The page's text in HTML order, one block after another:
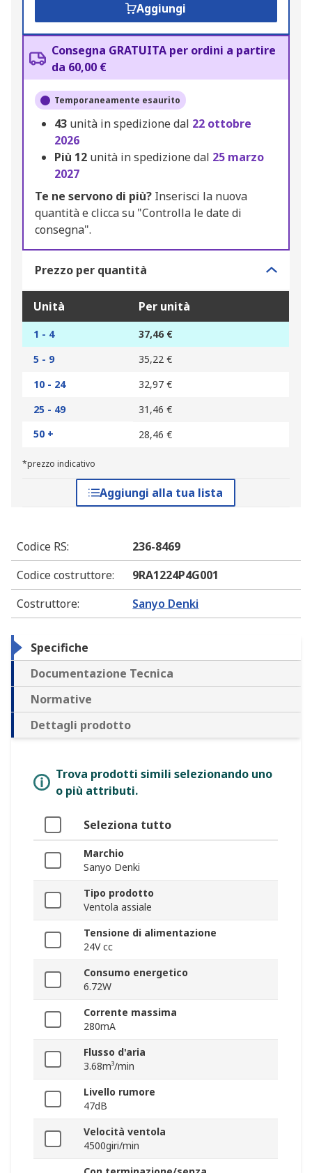
Aggiungi
Consegna GRATUITA per ordini a partire
da 60,00 €
Temporaneamente esaurito
43 unità in spedizione dal 22 ottobre
2026
Più 12 unità in spedizione dal 25 marzo
2027
Te ne servono di più? Inserisci la nuova
quantità e clicca su "Controlla le date di
consegna".
Prezzo per quantità
Unità Per unità
1 - 4
37,46 €
5 - 9
35,22 €
10 - 24
32,97 €
25 - 49
31,46 €
50 +
28,46 €
*prezzo indicativo
Aggiungi alla tua lista
Codice RS:
236-8469
Codice costruttore:
9RA1224P4G001
Costruttore: Sanyo Denki
Specifiche
Documentazione Tecnica
Normative
Dettagli prodotto
Trova prodotti simili selezionando uno
o più attributi.
Seleziona tutto
Marchio
Sanyo Denki
Tipo prodotto
Ventola assiale
Tensione di alimentazione
24V cc
Consumo energetico
6.72W
Corrente massima
280mA
Flusso d'aria
3.68m³/min
Livello rumore
47dB
Velocità ventola
4500giri/min